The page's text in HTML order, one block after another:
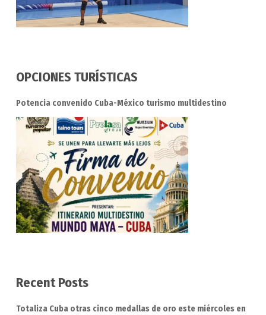
OPCIONES TURÍSTICAS
Potencia convenido Cuba-México turismo multidestino
Recent Posts
Totaliza Cuba otras cinco medallas de oro este miércoles en